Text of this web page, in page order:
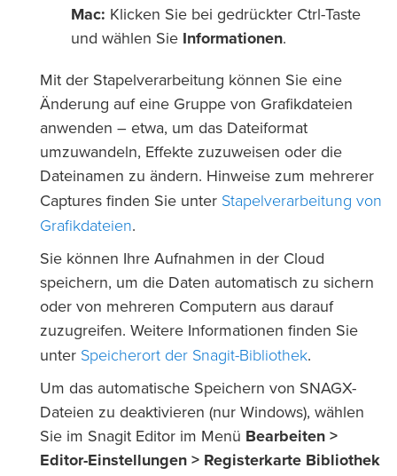
Mac: Klicken Sie bei gedrückter Ctrl-Taste
und wählen Sie
Informationen.
Mit der Stapelverarbeitung können Sie eine
Änderung auf eine Gruppe von Grafikdateien
anwenden – etwa, um das Dateiformat
umzuwandeln, Effekte zuzuweisen oder die
Dateinamen zu ändern. Hinweise zum mehrerer
Captures finden Sie unter Stapelverarbeitung von
Grafikdateien.
Sie können Ihre Aufnahmen in der Cloud
speichern, um die Daten automatisch zu sichern
oder von mehreren Computern aus darauf
zuzugreifen. Weitere Informationen finden Sie
unter Speicherort der Snagit-Bibliothek.
Um das automatische Speichern von SNAGX-
Dateien zu deaktivieren (nur Windows), wählen
Sie im Snagit Editor im Menü Bearbeiten >
Editor-Einstellungen > Registerkarte Bibliothek